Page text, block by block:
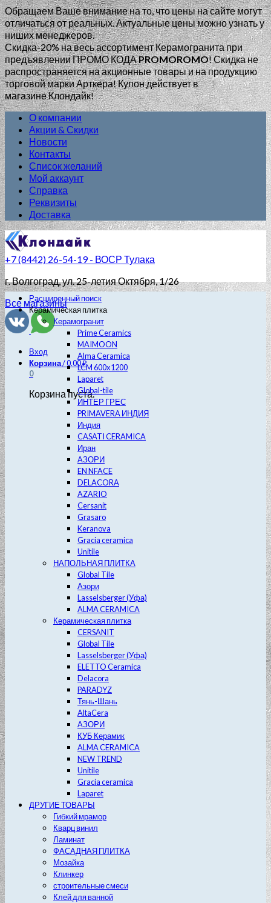
Обращаем Ваше внимание на то, что цены на сайте могут
отличаться от реальных. Актуальные цены можно узнать у
ниших менеджеров.
Скидка-20% на весь ассортимент Керамогранита при
предъявлении ПРОМО КОДАPROMOROMO!Скидка не
распространяется на акционные товары и на продукцию
торговой марки Арткера! Купон действует в
магазине Клондайк!
О компании
Акции & Скидки
Новости
Контакты
Список желаний
Мой аккаунт
Справка
Реквизиты
Доставка
+7 (8442) 26-54-19 - ВОСР Тулака
г. Волгоград, ул. 25-летия Октября, 1/26
Все магазины
Вход
Корзина/0.00₽
0
Корзина пуста.
Расширенный поиск
Керамическая плитка
Керамогранит
Prime Ceramics
MAIMOON
Alma Ceramica
LCM 600х1200
Laparet
Global-tile
ИНТЕР ГРЕС
PRIMAVERA ИНДИЯ
Индия
CASATI CERAMICA
Иран
АЗОРИ
EN NFACE
DELACORA
AZARIO
Cersanit
Grasaro
Keranova
Gracia ceramica
Unitile
НАПОЛЬНАЯ ПЛИТКА
Global Tile
Азори
Lasselsberger (Уфа)
ALMA CERAMICA
Керамическая плитка
CERSANIT
Global Tile
Lasselsberger (Уфа)
ELETTO Ceramica
Delacora
PARADYZ
Тянь-Шань
AltaCera
АЗОРИ
КУБ Керамик
ALMA CERAMICA
NEW TREND
Unitile
Gracia ceramica
Laparet
ДРУГИЕ ТОВАРЫ
Гибкий мрамор
Кварц винил
Ламинат
ФАСАДНАЯ ПЛИТКА
Мозайка
Клинкер
строительные смеси
Клей для ванной